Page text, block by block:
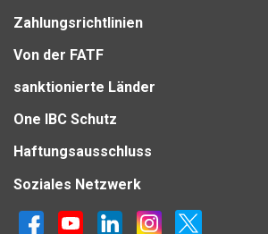
Zahlungsrichtlinien
Von der FATF
sanktionierte Länder
One IBC Schutz
Haftungsausschluss
Soziales Netzwerk